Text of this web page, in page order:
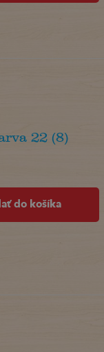
22 (8)
do košíka